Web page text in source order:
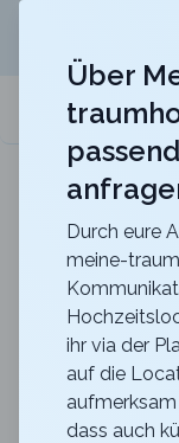
meine-
Zurück zur Suche
Loube
5
BE
Über
Durch eure
meine-
ihr via der
auf die
dass auch